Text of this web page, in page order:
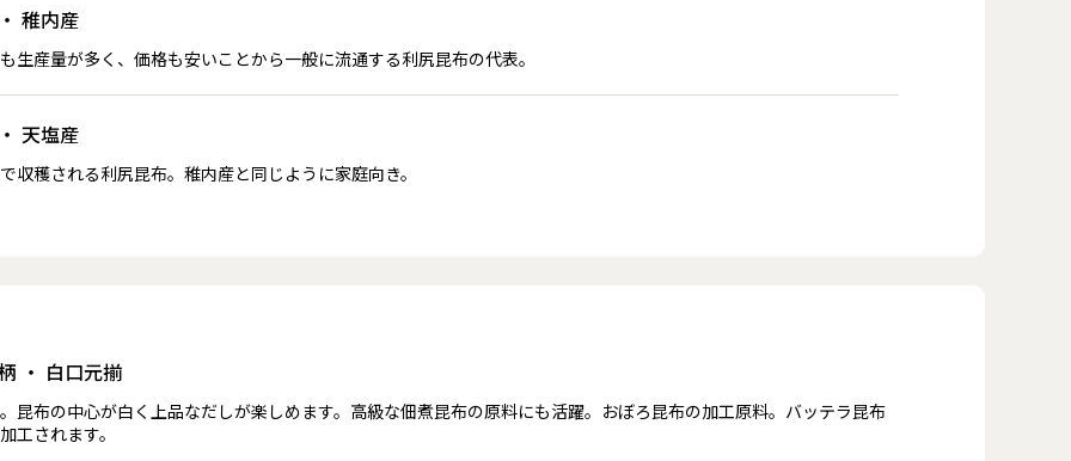
稚内産
生産量が多く、価格も安いことから一般に流通する利尻昆布の代表。
天塩産
収穫される利尻昆布。稚内産と同じように家庭向き。
・ 白口元揃
昆布の中心が白く上品なだしが楽しめます。高級な佃煮昆布の原料にも活躍。おぼろ昆布の加工原料。バッテラ昆布
工されます。